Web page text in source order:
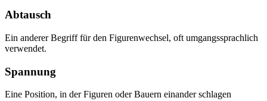
Abtausch
Ein anderer Begriff für den Figurenwechsel, oft umgangssprachlich
verwendet.
Spannung
Eine Position, in der Figuren oder Bauern einander schlagen